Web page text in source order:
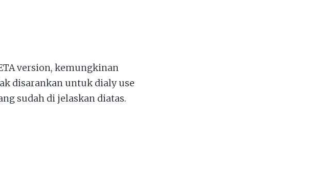
version, kemungkinan
disarankan untuk dialy use
sudah di jelaskan diatas.